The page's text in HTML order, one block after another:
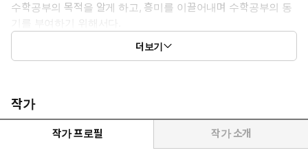
수학공부의 목적을 알게 하고, 흥미를 이끌어내며 수학공부의 동
기를 부여하기 위해서다.
『재밌어서 밤새읽는 수학 이야기』는 이러한 흐름에 발맞춰 출간
된 책으로, 일상에서 만나는 다양한 소재들을 바탕으로 수학을 좀
학’ 강연으로 잘 알려져 있는 명강사이자 베스트셀러 작가로, 대학
교 재학시절부터 청소년들에게 수학과 물리를 즐겁고 알기 쉽게
가르치는 강사로 이름을 알리기 시작했다. 초등학생부터 할아버
지까지 누구나 즐길 수 있어 강연으로 큰 인기를 얻고 있는 그의
더보기
작가
작가 프로필 작가 소개